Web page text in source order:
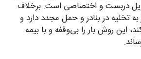
دربست و اختصاصی است. برخلاف
تخلیه در بنادر و حمل مجدد دارد و
این روش بار را بی‌وقفه و با بیمه